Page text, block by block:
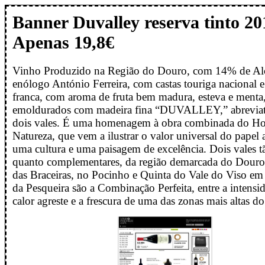
Banner Duvalley reserva tinto
Apenas 19,8€
Vinho Produzido na Região do Douro, com 14% de
enólogo António Ferreira, com castas touriga nacional
franca, com aroma de fruta bem madura, esteva e
emoldurados com madeira fina “DUVALLEY,”
dois vales. É uma homenagem à obra combinada do
Natureza, que vem a ilustrar o valor universal do papel
uma cultura e uma paisagem de excelência. Dois vales
quanto complementares, da região demarcada do
das Braceiras, no Pocinho e Quinta do Vale do Viso em
da Pesqueira são a Combinação Perfeita, entre a
calor agreste e a frescura de uma das zonas mais altas